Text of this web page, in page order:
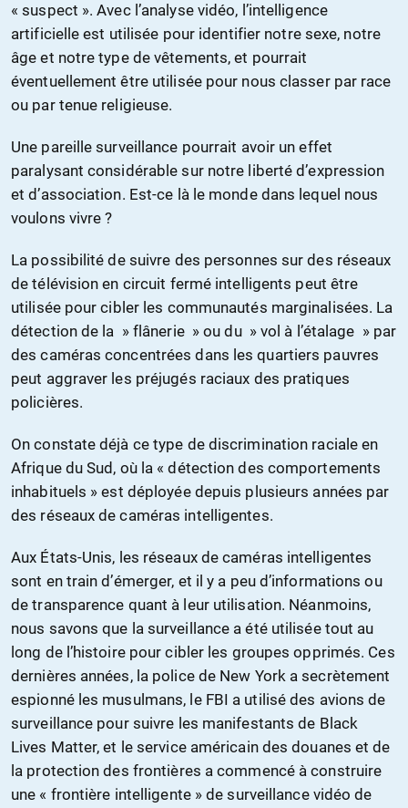
« suspect ». Avec l’analyse vidéo, l’intelligence
artificielle est utilisée pour identifier notre sexe, notre
âge et notre type de vêtements, et pourrait
éventuellement être utilisée pour nous classer par race
ou par tenue religieuse.
Une pareille surveillance pourrait avoir un effet
paralysant considérable sur notre liberté d’expression
et d’association. Est-ce là le monde dans lequel nous
voulons vivre ?
La possibilité de suivre des personnes sur des réseaux
de télévision en circuit fermé intelligents peut être
utilisée pour cibler les communautés marginalisées. La
détection de la » flânerie » ou du » vol à l’étalage » par
des caméras concentrées dans les quartiers pauvres
peut aggraver les préjugés raciaux des pratiques
policières.
On constate déjà ce type de discrimination raciale en
Afrique du Sud, où la « détection des comportements
inhabituels » est déployée depuis plusieurs années par
des réseaux de caméras intelligentes.
Aux États-Unis, les réseaux de caméras intelligentes
sont en train d’émerger, et il y a peu d’informations ou
de transparence quant à leur utilisation. Néanmoins,
nous savons que la surveillance a été utilisée tout au
long de l’histoire pour cibler les groupes opprimés. Ces
dernières années, la police de New York a secrètement
espionné les musulmans, le FBI a utilisé des avions de
surveillance pour suivre les manifestants de Black
Lives Matter, et le service américain des douanes et de
la protection des frontières a commencé à construire
une « frontière intelligente » de surveillance vidéo de